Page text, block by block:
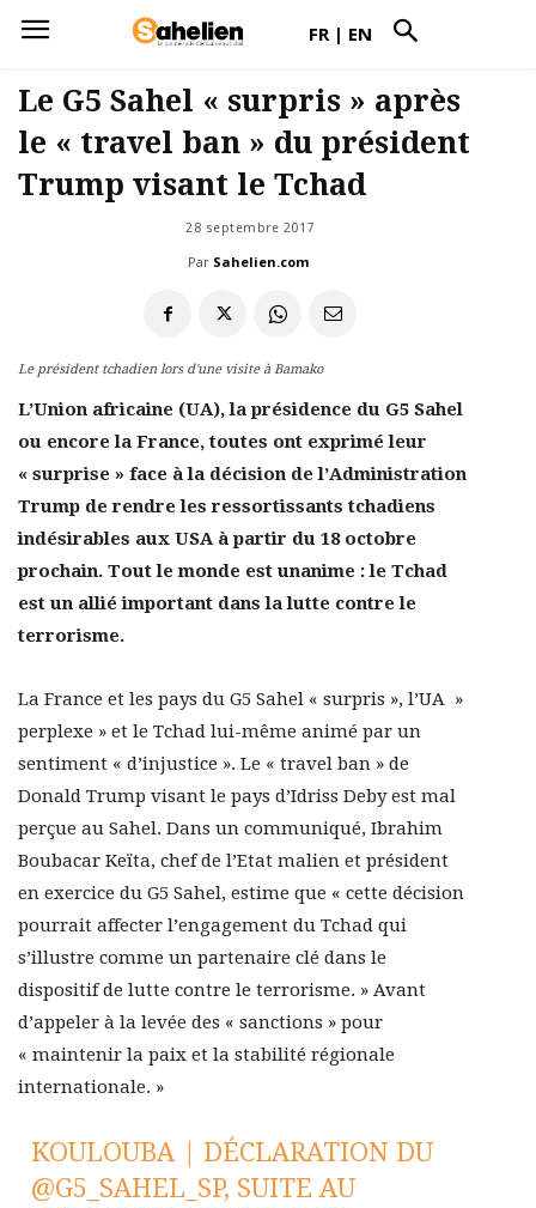
FR | EN
Le G5 Sahel « surpris » après
le « travel ban » du président
Trump visant le Tchad
28 septembre 2017
Par Sahelien.com
Le président tchadien lors d'une visite à Bamako
L’Union africaine (UA), la présidence du G5 Sahel
ou encore la France, toutes ont exprimé leur
« surprise » face à la décision de l’Administration
Trump de rendre les ressortissants tchadiens
indésirables aux USA à partir du 18 octobre
prochain. Tout le monde est unanime : le Tchad
est un allié important dans la lutte contre le
terrorisme.
La France et les pays du G5 Sahel « surpris », l’UA »
perplexe » et le Tchad lui-même animé par un
sentiment « d’injustice ». Le « travel ban » de
Donald Trump visant le pays d’Idriss Deby est mal
perçue au Sahel. Dans un communiqué, Ibrahim
Boubacar Keïta, chef de l’Etat malien et président
en exercice du G5 Sahel, estime que « cette décision
pourrait affecter l’engagement du Tchad qui
s’illustre comme un partenaire clé dans le
dispositif de lutte contre le terrorisme. » Avant
d’appeler à la levée des « sanctions » pour
« maintenir la paix et la stabilité régionale
internationale. »
KOULOUBA | DÉCLARATION DU
@G5_SAHEL_SP, SUITE AU